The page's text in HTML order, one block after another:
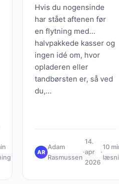
Hvis du nogensinde
har stået aftenen før
en flytning med
halvpakkede kasser og
ingen idé om, hvor
opladeren eller
tandbørsten er, så ved
du,…
AR
Adam
Rasmussen
·
14.
apr
2026
·
10